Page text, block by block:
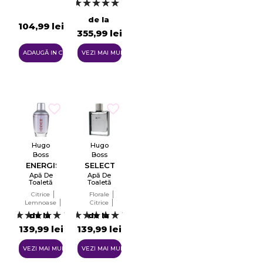
104,99 lei
ADAUGĂ IN COŞ
de la
355,99 lei
VEZI MAI MULTE
Hugo
Boss
ENERGISE
Apă De
Toaletă
EDT
Citrice
Lemnoase
Aromatice
1
de la
139,99 lei
VEZI MAI MULTE
Hugo
Boss
SELECTION
Apă De
Toaletă
EDT
Florale
Citrice
Lemnoase
1
de la
139,99 lei
VEZI MAI MULTE